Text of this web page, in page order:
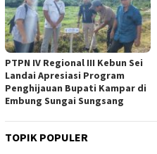
PTPN IV Regional III Kebun Sei
Landai Apresiasi Program
Penghijauan Bupati Kampar di
Embung Sungai Sungsang
TOPIK POPULER